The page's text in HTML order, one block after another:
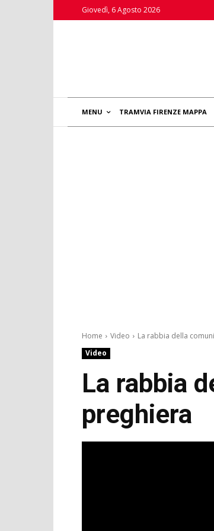
Giovedì, 6 Agosto 2026
MENU TRAMVIA FIRENZE MAPPA
Home Video
La rabbia della
Video
La rabbia
preghiera